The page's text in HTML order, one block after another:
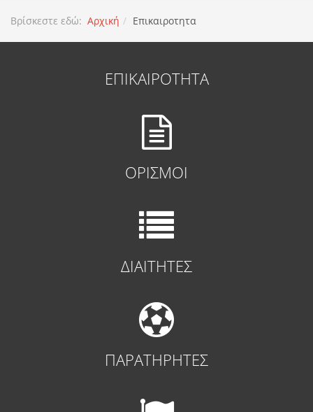
Βρίσκεστε εδώ: Αρχική Επικαιροτητα
ΕΠΙΚΑΙΡΟΤΗΤΑ
ΟΡΙΣΜΟΙ
ΔΙΑΙΤΗΤΕΣ
ΠΑΡΑΤΗΡΗΤΕΣ